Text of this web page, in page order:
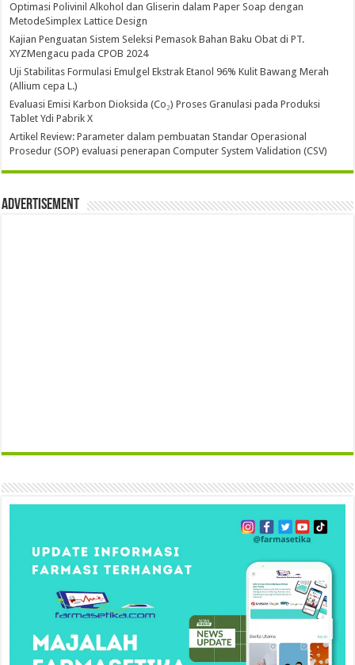
Optimasi Polivinil Alkohol dan Gliserin dalam Paper Soap dengan
MetodeSimplex Lattice Design
Kajian Penguatan Sistem Seleksi Pemasok Bahan Baku Obat di PT.
XYZMengacu pada CPOB 2024
Uji Stabilitas Formulasi Emulgel Ekstrak Etanol 96% Kulit Bawang Merah
(Allium cepa L.)
Evaluasi Emisi Karbon Dioksida (Co₂) Proses Granulasi pada Produksi
Tablet Ydi Pabrik X
Artikel Review: Parameter dalam pembuatan Standar Operasional
Prosedur (SOP) evaluasi penerapan Computer System Validation (CSV)
Advertisement